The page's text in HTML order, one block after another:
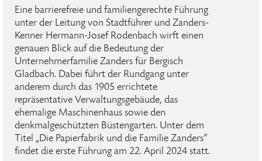
Eine barrierefreie und familiengerechte Führung
unter der Leitung von Stadtführer und Zanders-
Kenner Hermann-Josef Rodenbach wirft einen
genauen Blick auf die Bedeutung der
Unternehmerfamilie Zanders für Bergisch
Gladbach. Dabei führt der Rundgang unter
anderem durch das 1905 errichtete
repräsentative Verwaltungsgebäude, das
ehemalige Maschinenhaus sowie den
denkmalgeschützten Büstengarten. Unter dem
Titel „Die Papierfabrik und die Familie Zanders“
findet die erste Führung am 22. April 2024 statt.